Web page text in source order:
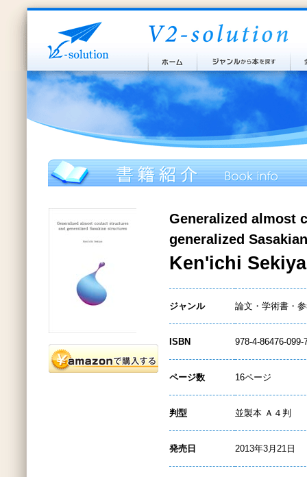
Generalized almost
generalized
Ken'ichi
ジャンル 論文・学術書・
ISBN 978-4-86476-099-
ページ数 16ページ
判型 並製本 Ａ４判
発売日 2013年3月21日